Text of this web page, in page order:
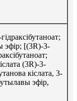
эфір; [(3R)-3-
(3R)-3-
кіслата, 3-
эфір,